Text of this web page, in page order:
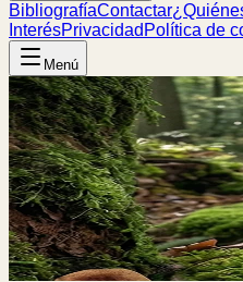
BibliografíaContactar
InterésPrivacidad Política de
Menú